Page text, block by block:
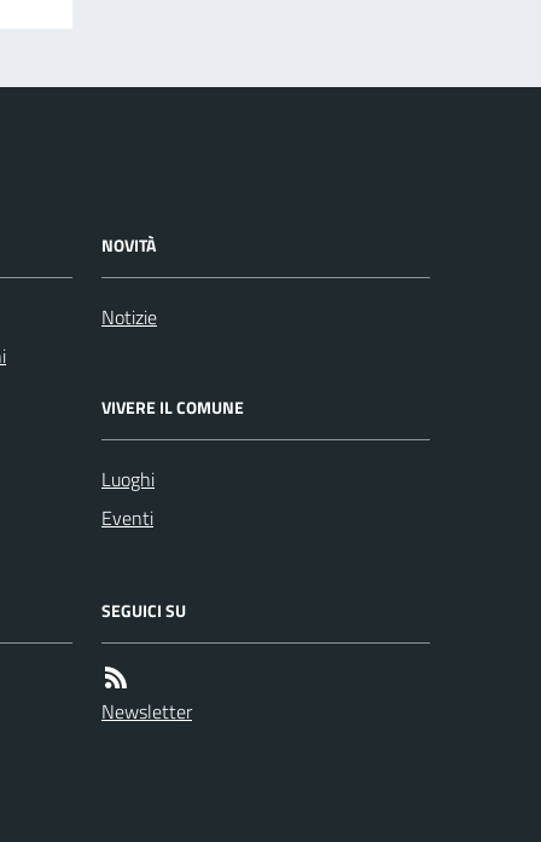
NOVITÀ
Notizie
VIVERE IL COMUNE
Luoghi
Eventi
SEGUICI SU
Newsletter